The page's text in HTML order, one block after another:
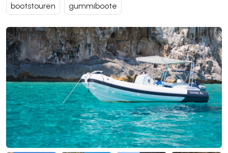
bootstouren gummiboote